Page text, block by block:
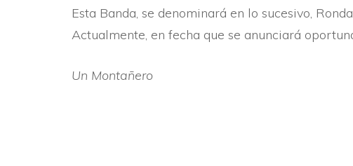
Esta Banda, se denominará en lo sucesivo,
Actualmente, en fecha que se anunciará
Un Montañero